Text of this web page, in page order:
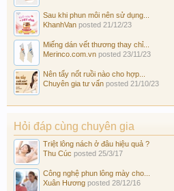
Sau khi phun môi nên sử dụng...
KhanhVan posted 21/12/23
Miếng dán vết thương thay chỉ...
Merinco.com.vn posted 23/11/23
Nên tẩy nốt ruồi nào cho hợp...
Chuyên gia tư vấn posted 21/10/23
Hỏi đáp cùng chuyên gia
Triệt lông nách ở đâu hiệu quả ?
Thu Cúc posted 25/3/17
Công nghệ phun lông mày cho...
Xuân Hương posted 28/12/16